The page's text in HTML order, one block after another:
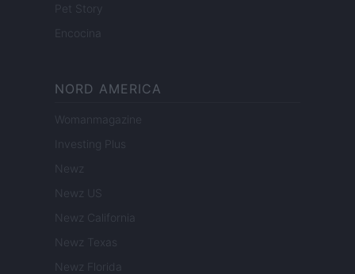
Pet Story
Encocina
NORD AMERICA
Womanmagazine
Investing Plus
Newz
Newz US
Newz California
Newz Texas
Newz Florida